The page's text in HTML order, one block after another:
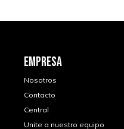
EMPRESA
Nosotros
Contacto
Central
Unite a nuestro equipo